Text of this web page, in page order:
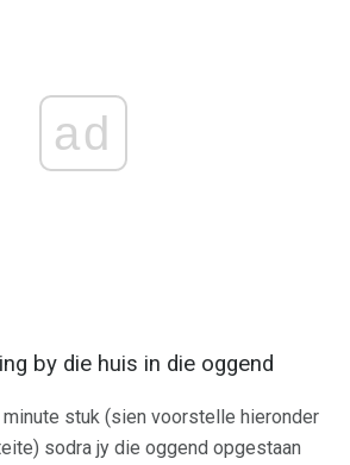
ad
by die huis in die oggend
stuk (sien voorstelle hieronder
sodra jy die oggend opgestaan